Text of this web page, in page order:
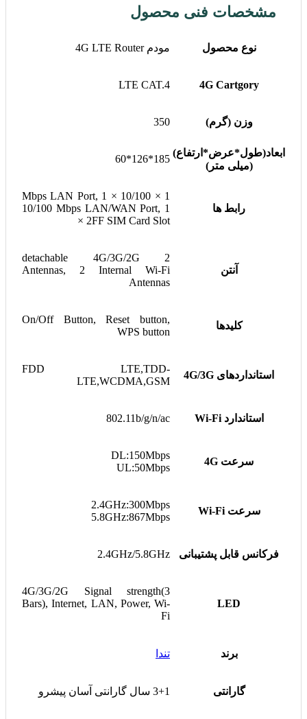
مشخصات فنی محصول
نوع محصول مودم 4G LTE Router
4G Cartgory
LTE CAT.4
وزن (گرم) 350
ابعاد(طول*عرض*ارتفاع)
(میلی متر)
185*126*60
رابط ها
1 × 10/100 Mbps LAN Port, 1 ×
10/100 Mbps LAN/WAN Port, 1
× 2FF SIM Card Slot
آنتن
2 detachable 4G/3G/2G
Antennas, 2 Internal Wi-Fi
Antennas
کلیدها
On/Off Button, Reset button,
WPS button
استانداردهای 4G/3G
FDD LTE,TDD-
LTE,WCDMA,GSM
استاندارد Wi-Fi 802.11b/g/n/ac
سرعت 4G
DL:150Mbps
UL:50Mbps
سرعت Wi-Fi
2.4GHz:300Mbps
5.8GHz:867Mbps
فرکانس قابل پشتیبانی 2.4GHz/5.8GHz
LED
4G/3G/2G Signal strength(3
Bars), Internet, LAN, Power, Wi-
Fi
برند تندا
گارانتی 3+1 سال گارانتی آسان پیشرو